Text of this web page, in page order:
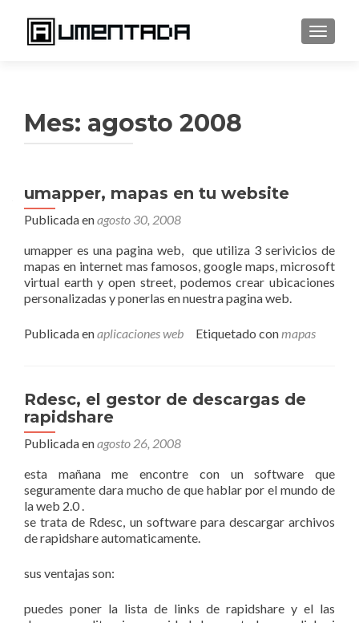
Mes: agosto 2008
umapper, mapas en tu website
Publicada enagosto 30, 2008
umapper es una pagina web, que utiliza 3 serivicios de
mapas en internet mas famosos, google maps, microsoft
virtual earth y open street, podemos crear ubicaciones
personalizadas y ponerlas en nuestra pagina web.
Publicada enaplicaciones web Etiquetado conmapas
Rdesc, el gestor de descargas de
rapidshare
Publicada enagosto 26, 2008
esta mañana me encontre con un software que
seguramente dara mucho de que hablar por el mundo de
la web 2.0 .
se trata de Rdesc, un software para descargar archivos
de rapidshare automaticamente.
sus ventajas son:
puedes poner la lista de links de rapidshare y el las
Navegación
de
entradas